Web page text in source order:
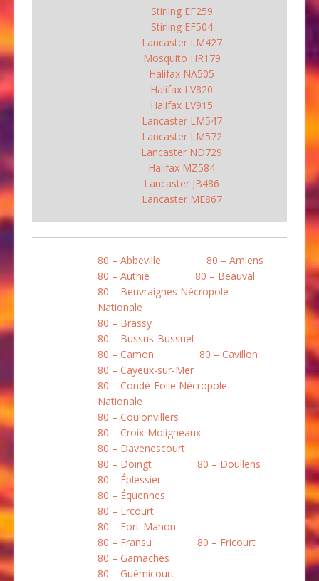
Stirling EF259
Stirling EF504
Lancaster LM427
Mosquito HR179
Halifax NA505
Halifax LV820
Halifax LV915
Lancaster LM547
Lancaster LM572
Lancaster ND729
Halifax MZ584
Lancaster JB486
Lancaster ME867
80 – Abbeville
80 – Amiens
80 – Authie
80 – Beauval
80 – Beuvraignes Nécropole
Nationale
80 – Brassy
80 – Bussus-Bussuel
80 – Camon
80 – Cavillon
80 – Cayeux-sur-Mer
80 – Condé-Folie Nécropole
Nationale
80 – Coulonvillers
80 – Croix-Moligneaux
80 – Davenescourt
80 – Doingt
80 – Doullens
80 – Éplessier
80 – Équennes
80 – Ercourt
80 – Fort-Mahon
80 – Fransu
80 – Fricourt
80 – Gamaches
80 – Guémicourt